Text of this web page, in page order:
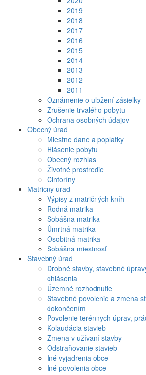
2019
2018
2017
2016
2015
2014
2013
2012
2011
Oznámenie o uložení zásielky
Zrušenie trvalého pobytu
Ochrana osobných údajov
Obecný úrad
Miestne dane a poplatky
Hlásenie pobytu
Obecný rozhlas
Životné prostredie
Cintoríny
Matričný úrad
Výpisy z matričných kníh
Rodná matrika
Sobášna matrika
Úmrtná matrika
Osobitná matrika
Sobášna miestnosť
Stavebný úrad
Drobné stavby, stavebné
ohlásenia
Územné rozhodnutie
Stavebné povolenie a zmena
dokončením
Povolenie terénnych úprav,
Kolaudácia stavieb
Zmena v užívaní stavby
Odstraňovanie stavieb
Iné vyjadrenia obce
Iné povolenia obce